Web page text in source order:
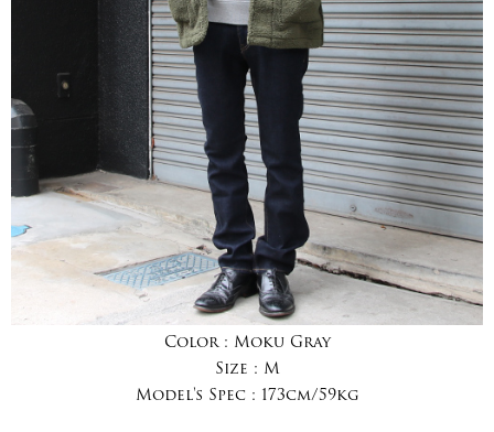
Color : Moku Gray
Size : M
Model's Spec : 173cm/59kg